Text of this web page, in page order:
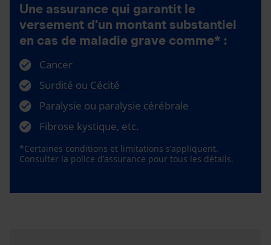
Une assurance qui garantit le
versement d’un montant substantiel
en cas de maladie grave comme* :
Cancer
Surdité ou Cécité
Paralysie ou paralysie cérébrale
Fibrose kystique, etc.
*Certaines conditions et limitations s’appliquent.
Consulter la police d’assurance pour tous les détails.